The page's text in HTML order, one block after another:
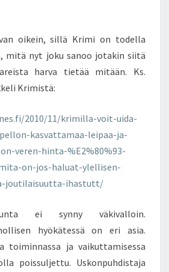
oikein, sillä Krimi on todella
mitä nyt joku sanoo jotakin siitä
harva tietää mitään. Ks.
Krimistä:
2010/11/krimilla-voit-uida-
kasvattamaa-leipaa-ja-
veren-hinta-%E2%80%93-
on-jos-haluat-ylellisen-
joutilaisuutta-ihastutt/
ei synny väkivalloin.
hyökätessä on eri asia.
toiminnassa ja vaikuttamisessa
poissuljettu. Uskonpuhdistaja